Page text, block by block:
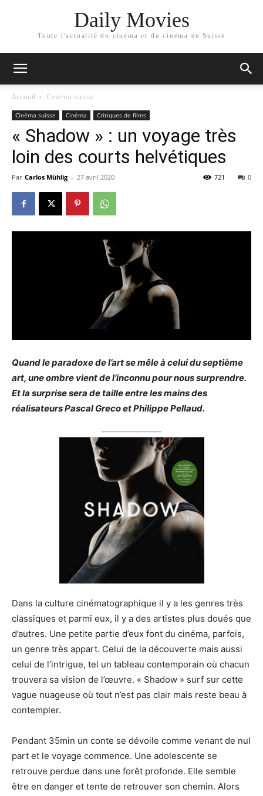
Daily Movies
Toute l'actualité du cinéma et du cinéma en Suisse
Accueil Cinéma suisse
Cinéma suisse Cinéma Critiques de films
« Shadow » : un voyage très
loin des courts helvétiques
Par Carlos Mühlig - 27 avril 2020 0
721
Quand le paradoxe de l’art se mêle à celui du septième
art, une ombre vient de l’inconnu pour nous surprendre.
Et la surprise sera de taille entre les mains des
réalisateurs Pascal Greco et Philippe Pellaud.
Dans la culture cinématographique il y a les genres très
classiques et parmi eux, il y a des artistes plus doués que
d’autres. Une petite partie d’eux font du cinéma, parfois,
un genre très appart. Celui de la découverte mais aussi
celui de l’intrigue, tel un tableau contemporain où chacun
trouvera sa vision de l’œuvre. « Shadow » surf sur cette
vague nuageuse où tout n’est pas clair mais reste beau à
contempler.
Pendant 35min un conte se dévoile comme venant de nul
part et le voyage commence. Une adolescente se
retrouve perdue dans une forêt profonde. Elle semble
être en danger et tente de retrouver son chemin. Alors